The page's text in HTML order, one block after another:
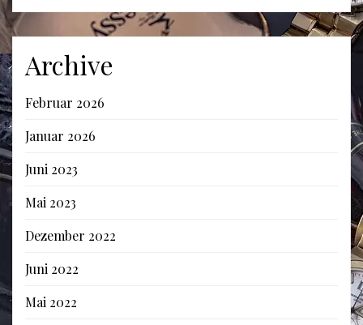
Archive
Februar 2026
Januar 2026
Juni 2023
Mai 2023
Dezember 2022
Juni 2022
Mai 2022